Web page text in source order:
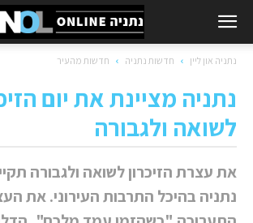
נתניה און ליין חדשות נתניה חדשות מהעיר
נתניה מציינת את יום
לשואה ולגבורה
את עצרת הזיכרון לשואה ולגבורה
נתניה בהיכל התרבות העירוני. את